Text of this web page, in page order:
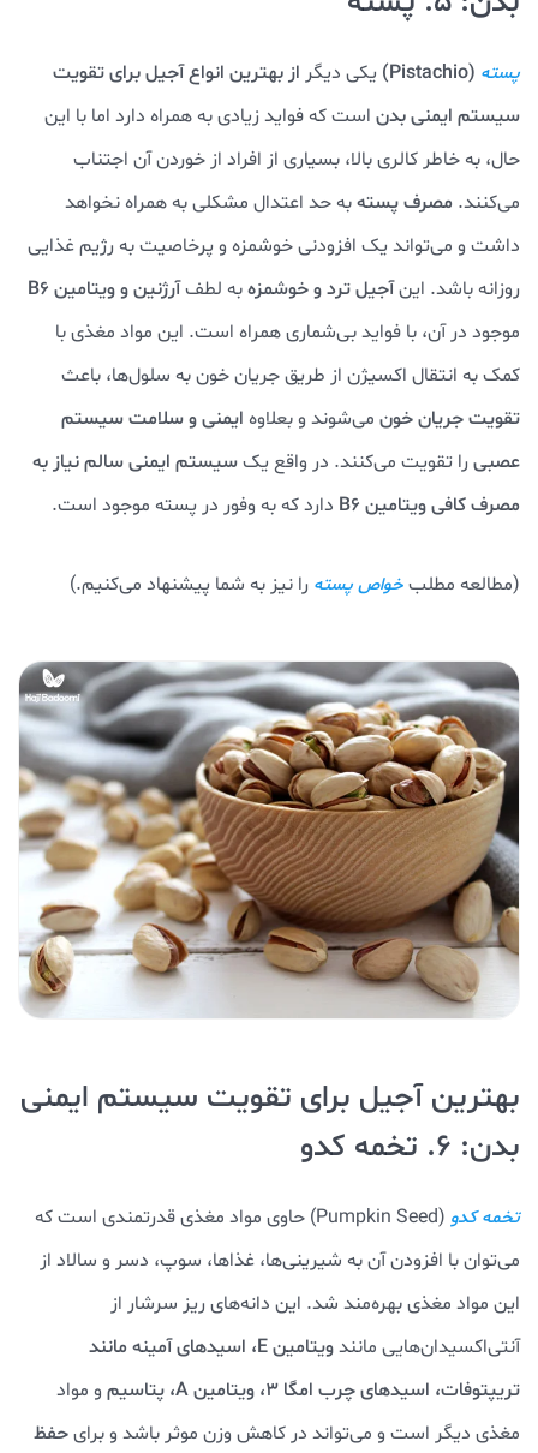
پسته (Pistachio) یکی دیگر از بهترین انواع آجیل برای تقویت
سیستم ایمنی بدن است که فواید زیادی به همراه دارد اما با این
حال، به خاطر کالری بالا، بسیاری از افراد از خوردن آن اجتناب
می‌کنند. مصرف پستهبه حد اعتدال مشکلی به همراه نخواهد
داشت و می‌تواند یک افزودنی خوشمزه و پرخاصیت به رژیم غذایی
روزانه باشد. اینآجیل ترد و خوشمزهبه لطفآرژنین و ویتامین B6
موجود در آن، با فواید بی‌شماری همراه است. این مواد مغذی با
کمک به انتقال اکسیژن از طریق جریان خون به سلول‌ها، باعث
تقویت جریان خون می‌شوند و بعلاوه ایمنی و سلامت سیستم
عصبی را تقویت می‌کنند. در واقع یکسیستم ایمنی سالم نیاز به
مصرف کافی ویتامین B6
دارد که به وفور در پسته موجود است.
(مطالعه مطلبخواص پسته را نیز به شما پیشنهاد می‌کنیم.)
بهترین آجیل برای تقویت سیستم ایمنی
بدن: 6. تخمه کدو
تخمه کدو
(Pumpkin Seed) حاوی مواد مغذی قدرتمندی است که
می‌توان با افزودن آن به شیرینی‌ها، غذاها، سوپ، دسر و سالاد از
این مواد مغذی بهره‌مند شد. این دانه‌های ریز سرشار از
آنتی‌اکسیدان‌هایی مانند
ویتامین E، اسیدهای آمینه مانند
تریپتوفات، اسیدهای چرب امگا 3، ویتامین A، پتاسیم
و مواد
مغذی دیگر است و می‌تواند در کاهش وزن موثر باشد و برایحفظ